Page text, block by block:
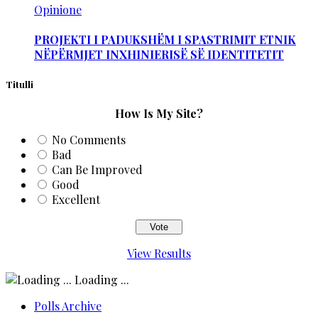
Opinione
PROJEKTI I PADUKSHËM I SPASTRIMIT ETNIK
NËPËRMJET INXHINIERISË SË IDENTITETIT
Titulli
How Is My Site?
No Comments
Bad
Can Be Improved
Good
Excellent
View Results
Loading ...
Polls Archive